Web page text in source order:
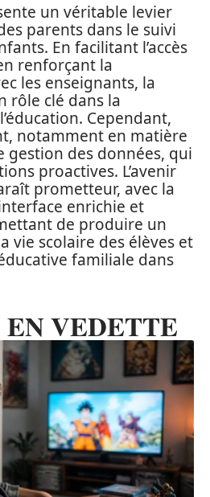
un véritable levier
parents dans le suivi
En facilitant l’accès
renforçant la
les enseignants, la
rôle clé dans la
Cependant,
notamment en matière
gestion des données, qui
proactives. L’avenir
prometteur, avec la
enrichie et
de produire un
vie scolaire des élèves et
familiale dans
VEDETTE